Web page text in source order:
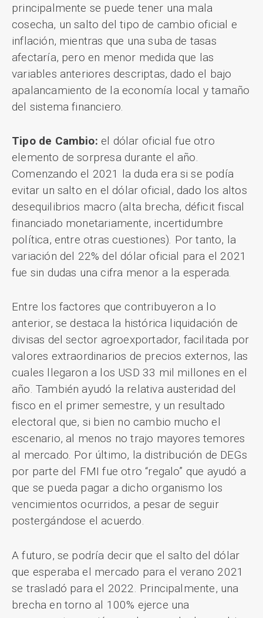
principalmente se puede tener una mala
cosecha, un salto del tipo de cambio oficial e
inflación, mientras que una suba de tasas
afectaría, pero en menor medida que las
variables anteriores descriptas, dado el bajo
apalancamiento de la economía local y tamaño
del sistema financiero.
Tipo de Cambio: el dólar oficial fue otro
elemento de sorpresa durante el año.
Comenzando el 2021 la duda era si se podía
evitar un salto en el dólar oficial, dado los altos
desequilibrios macro (alta brecha, déficit fiscal
financiado monetariamente, incertidumbre
política, entre otras cuestiones). Por tanto, la
variación del 22% del dólar oficial para el 2021
fue sin dudas una cifra menor a la esperada.
Entre los factores que contribuyeron a lo
anterior, se destaca la histórica liquidación de
divisas del sector agroexportador, facilitada por
valores extraordinarios de precios externos, las
cuales llegaron a los USD 33 mil millones en el
año. También ayudó la relativa austeridad del
fisco en el primer semestre, y un resultado
electoral que, si bien no cambio mucho el
escenario, al menos no trajo mayores temores
al mercado. Por último, la distribución de DEGs
por parte del FMI fue otro “regalo” que ayudó a
que se pueda pagar a dicho organismo los
vencimientos ocurridos, a pesar de seguir
postergándose el acuerdo.
A futuro, se podría decir que el salto del dólar
que esperaba el mercado para el verano 2021
se trasladó para el 2022. Principalmente, una
brecha en torno al 100% ejerce una